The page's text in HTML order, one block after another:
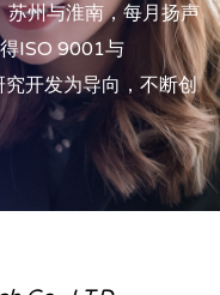
苏州与淮南，每月扬声
ISO 9001与
开发为导向，不断创